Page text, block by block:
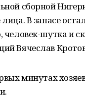
сборной
В запасе
человек-шутка и
Вячеслав
минутах